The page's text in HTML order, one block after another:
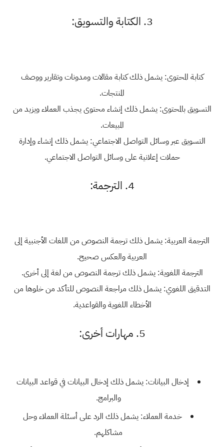
3. الكتابة والتسويق:
كتابة المحتوى: يشمل ذلك كتابة مقالات ومدونات وتقارير ووصف
المنتجات.
التسويق بالمحتوى: يشمل ذلك إنشاء محتوى يجذب العملاء ويزيد من
المبيعات.
التسويق عبر وسائل التواصل الاجتماعي: يشمل ذلك إنشاء وإدارة
حملات إعلانية على وسائل التواصل الاجتماعي.
4. الترجمة:
الترجمة العربية: يشمل ذلك ترجمة النصوص من اللغات الأجنبية إلى
العربية والعكس صحيح.
الترجمة اللغوية: يشمل ذلك ترجمة النصوص من لغة إلى أخرى.
التدقيق اللغوي: يشمل ذلك مراجعة النصوص للتأكد من خلوها من
الأخطاء اللغوية والقواعدية.
5. مهارات أخرى:
إدخال البيانات: يشمل ذلك إدخال البيانات في قواعد البيانات
والبرامج.
خدمة العملاء: يشمل ذلك الرد على أسئلة العملاء وحل
مشاكلهم.